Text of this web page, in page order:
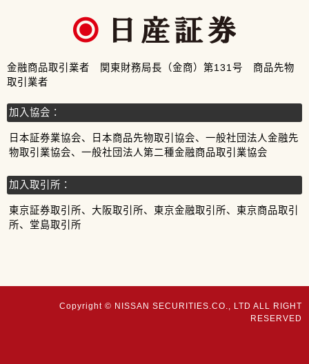
金融商品取引業者 関東財務局長（金商）第131号 商品先物
取引業者
加入協会：
日本証券業協会、日本商品先物取引協会、一般社団法人金融先
物取引業協会、一般社団法人第二種金融商品取引業協会
加入取引所：
東京証券取引所、大阪取引所、東京金融取引所、東京商品取引
所、堂島取引所
Copyright © NISSAN SECURITIES.CO., LTD ALL RIGHT
RESERVED